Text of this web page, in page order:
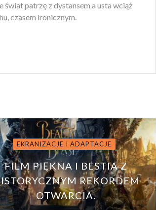
świat patrzę z dystansem a usta wciąż
czasem ironicznym.
EKRANIZACJE I ADAPTACJE
FILM PIĘKNA I BESTIA Z
REKORDEM
OTWARCIA.